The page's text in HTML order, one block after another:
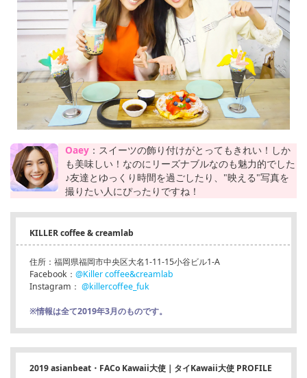
Oaey ：スイーツの飾り付けがとってもきれい！しか
も美味しい！なのにリーズナブルなのも魅力的でした
♪友達とゆっくり時間を過ごしたり、"映える"写真を
撮りたい人にぴったりですね！
KILLER coffee & creamlab
住所：福岡県福岡市中央区大名1-11-15小谷ビル1-A
Facebook： @Killer coffee&creamlab
Instagram： @killercoffee_fuk
※情報は全て2019年3月のものです。
2019 asianbeat・FACo Kawaii大使｜タイKawaii大使 PROFILE